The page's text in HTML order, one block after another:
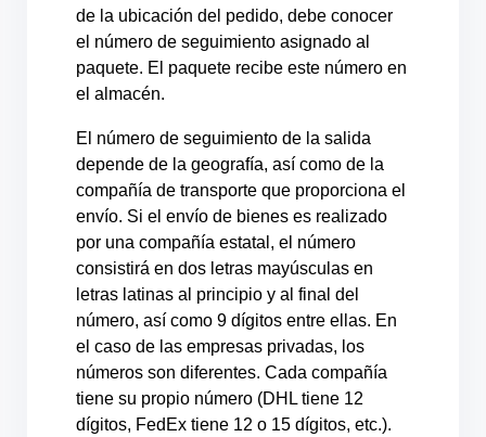
de la ubicación del pedido, debe conocer
el número de seguimiento asignado al
paquete. El paquete recibe este número en
el almacén.
El número de seguimiento de la salida
depende de la geografía, así como de la
compañía de transporte que proporciona el
envío. Si el envío de bienes es realizado
por una compañía estatal, el número
consistirá en dos letras mayúsculas en
letras latinas al principio y al final del
número, así como 9 dígitos entre ellas. En
el caso de las empresas privadas, los
números son diferentes. Cada compañía
tiene su propio número (DHL tiene 12
dígitos, FedEx tiene 12 o 15 dígitos, etc.).